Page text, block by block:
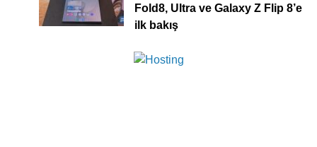
Fold8, Ultra ve Galaxy Z Flip 8’e
ilk bakış